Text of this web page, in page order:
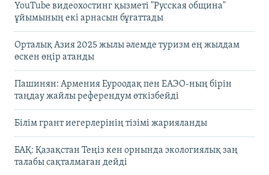
YouTube видеохостинг қызметі "Русская община"
ұйымының екі арнасын бұғаттады
Орталық Азия 2025 жылы әлемде туризм ең жылдам
өскен өңір атанды
Пашинян: Армения Еуроодақ пен ЕАЭО-ның бірін
таңдау жайлы референдум өткізбейді
Білім грант иегерлерінің тізімі жарияланды
БАҚ: Қазақстан Теңіз кен орнында экологиялық заң
талабы сақталмаған дейді